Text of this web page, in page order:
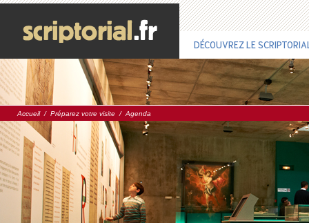
DÉCOUVREZ LE
Accueil/ Préparez votre visite / Agenda